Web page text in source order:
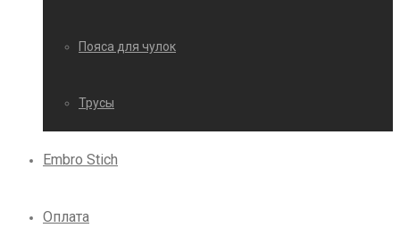
Пояса для чулок
Трусы
Embro Stich
Оплата